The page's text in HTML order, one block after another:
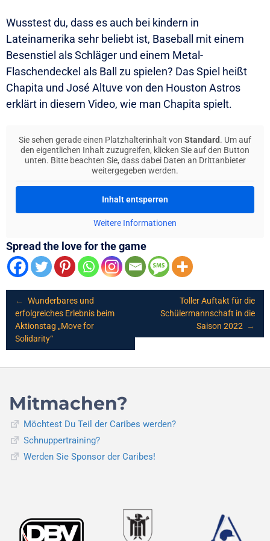
Wusstest du, dass es auch bei kindern in
Lateinamerika sehr beliebt ist, Baseball mit einem
Besenstiel als Schläger und einem Metal-
Flaschendeckel als Ball zu spielen? Das Spiel heißt
Chapita und José Altuve von den Houston Astros
erklärt in diesem Video, wie man Chapita spielt.
Sie sehen gerade einen Platzhalterinhalt von Standard. Um auf
den eigentlichen Inhalt zuzugreifen, klicken Sie auf den Button
unten. Bitte beachten Sie, dass dabei Daten an Drittanbieter
weitergegeben werden.
Inhalt entsperren
Weitere Informationen
Spread the love for the game
Post
navigation
←
Wunderbares und
erfolgreiches Erlebnis beim
Aktionstag „Move for
Solidarity“
Toller Auftakt für die
Schülermannschaft in die
Saison 2022
→
Mitmachen?
Möchtest Du Teil der Caribes werden?
Schnuppertraining?
Werden Sie Sponsor der Caribes!